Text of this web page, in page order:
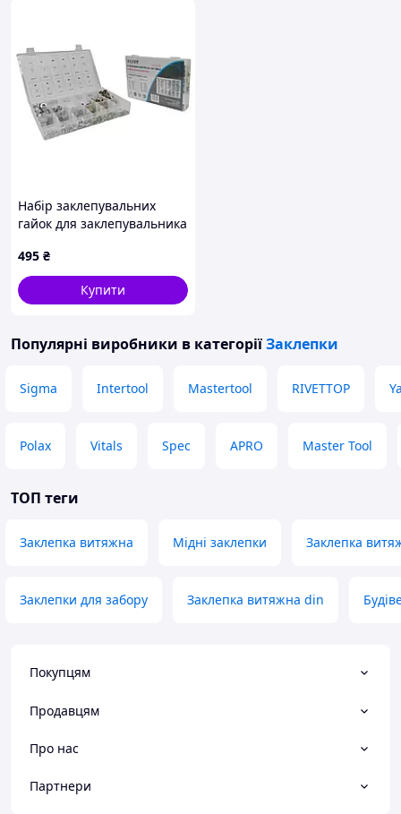
Набір заклепувальних
гайок для заклепувальника
алюміній+сталь SILVER
S11360 GoodPlace -worry-
free-shopping-
495 ₴
Купити
Популярні виробники в категоріїЗаклепки
Sigma Intertool Mastertool RIVETTOP
Polax Vitals Spec APRO Master Tool
ТОП теги
Заклепка витяжна Мідні заклепки Заклепка
Заклепки для забору Заклепка витяжна din
Покупцям
Продавцям
Про нас
Партнери